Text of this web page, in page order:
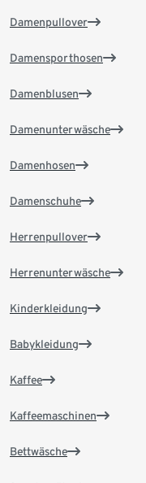
Damenpullover
Damensporthosen
Damenblusen
Damenunterwäsche
Damenhosen
Damenschuhe
Herrenpullover
Herrenunterwäsche
Kinderkleidung
Babykleidung
Kaffee
Kaffeemaschinen
Bettwäsche